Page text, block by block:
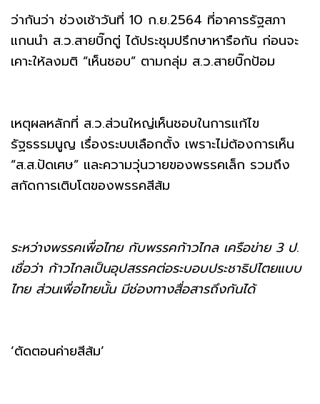
ว่ากันว่า ช่วงเช้าวันที่ 10 ก.ย.2564 ที่อาคารรัฐสภา
แกนนำ ส.ว.สายบิ๊กตู่ ได้ประชุมปรึกษาหารือกัน ก่อนจะ
เคาะให้ลงมติ “เห็นชอบ” ตามกลุ่ม ส.ว.สายบิ๊กป้อม
เหตุผลหลักที่ ส.ว.ส่วนใหญ่เห็นชอบในการแก้ไข
รัฐธรรมนูญ เรื่องระบบเลือกตั้ง เพราะไม่ต้องการเห็น
“ส.ส.ปัดเศษ” และความวุ่นวายของพรรคเล็ก รวมถึง
สกัดการเติบโตของพรรคสีส้ม
ระหว่างพรรคเพื่อไทย กับพรรคก้าวไกล เครือข่าย 3 ป.
เชื่อว่า ก้าวไกลเป็นอุปสรรคต่อระบอบประชาธิปไตยแบบ
ไทย ส่วนเพื่อไทยนั้น มีช่องทางสื่อสารถึงกันได้
‘ตัดตอนค่ายสีส้ม’